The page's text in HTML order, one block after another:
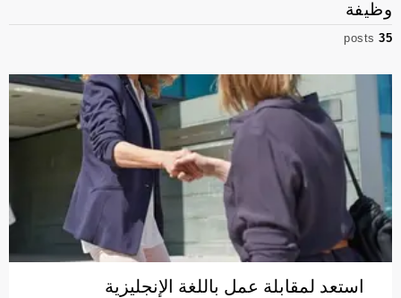
شاهد كل ما نقوم به
مكاتب
أعثر على مكتب قريب منك
نبذة عنا
من نحن
وظائف
إنضم إلى الفريق
وظيفة
35
posts
استعد لمقابلة عمل باللغة الإنجليزية